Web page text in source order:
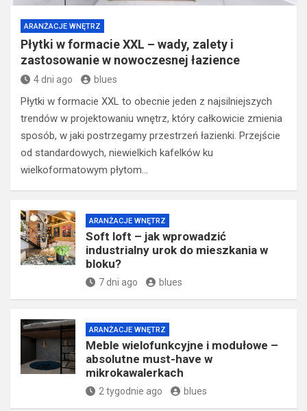
ARANŻACJE WNĘTRZ
Płytki w formacie XXL – wady, zalety i
zastosowanie w nowoczesnej łazience
4 dni ago blues
Płytki w formacie XXL to obecnie jeden z najsilniejszych
trendów w projektowaniu wnętrz, który całkowicie zmienia
sposób, w jaki postrzegamy przestrzeń łazienki. Przejście
od standardowych, niewielkich kafelków ku
wielkoformatowym płytom…
ARANŻACJE WNĘTRZ
Soft loft – jak wprowadzić
industrialny urok do mieszkania w
bloku?
7 dni ago blues
ARANŻACJE WNĘTRZ
Meble wielofunkcyjne i modułowe –
absolutne must-have w
mikrokawalerkach
2 tygodnie ago blues